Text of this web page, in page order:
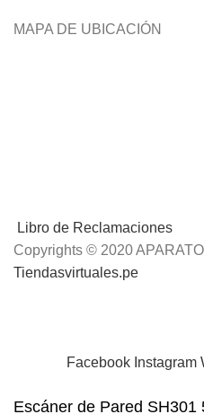
MAPA DE UBICACIÓN
Libro de Reclamaciones
Copyrights © 2020
Tiendasvirtuales.pe
Facebook Instagram
Escáner de Pared SH301